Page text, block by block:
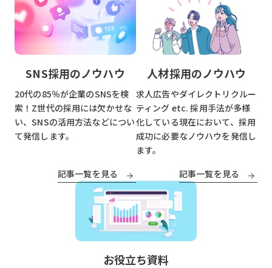
SNS採用のノウハウ
20代の85％が企業のSNSを検
索！Z世代の採用には欠かせな
い、SNSの活用方法などについ
て発信します。
記事一覧を見る
人材採用のノウハウ
求人広告やダイレクトリクルー
ティング etc. 採用手法が多様
化している現在において、採用
成功に必要なノウハウを発信し
ます。
記事一覧を見る
お役立ち資料